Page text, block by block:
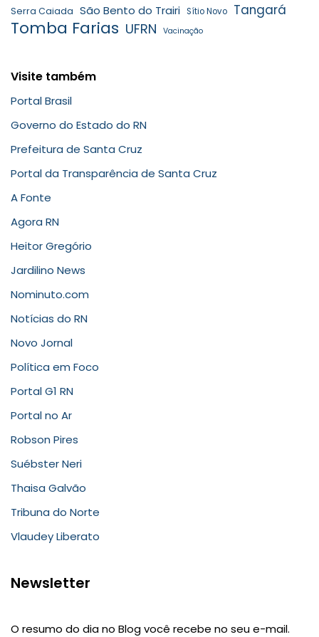
Serra Caiada São Bento do Trairi Sítio Novo Tangará
Tomba Farias UFRN Vacinação
Visite também
Portal Brasil
Governo do Estado do RN
Prefeitura de Santa Cruz
Portal da Transparência de Santa Cruz
A Fonte
Agora RN
Heitor Gregório
Jardilino News
Nominuto.com
Notícias do RN
Novo Jornal
Política em Foco
Portal G1 RN
Portal no Ar
Robson Pires
Suébster Neri
Thaisa Galvão
Tribuna do Norte
Vlaudey Liberato
Newsletter
O resumo do dia no Blog você recebe no seu e-mail.